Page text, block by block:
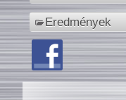
Eredmények